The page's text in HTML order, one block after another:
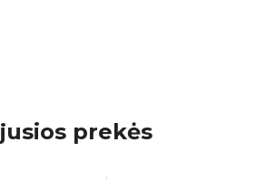
prekės